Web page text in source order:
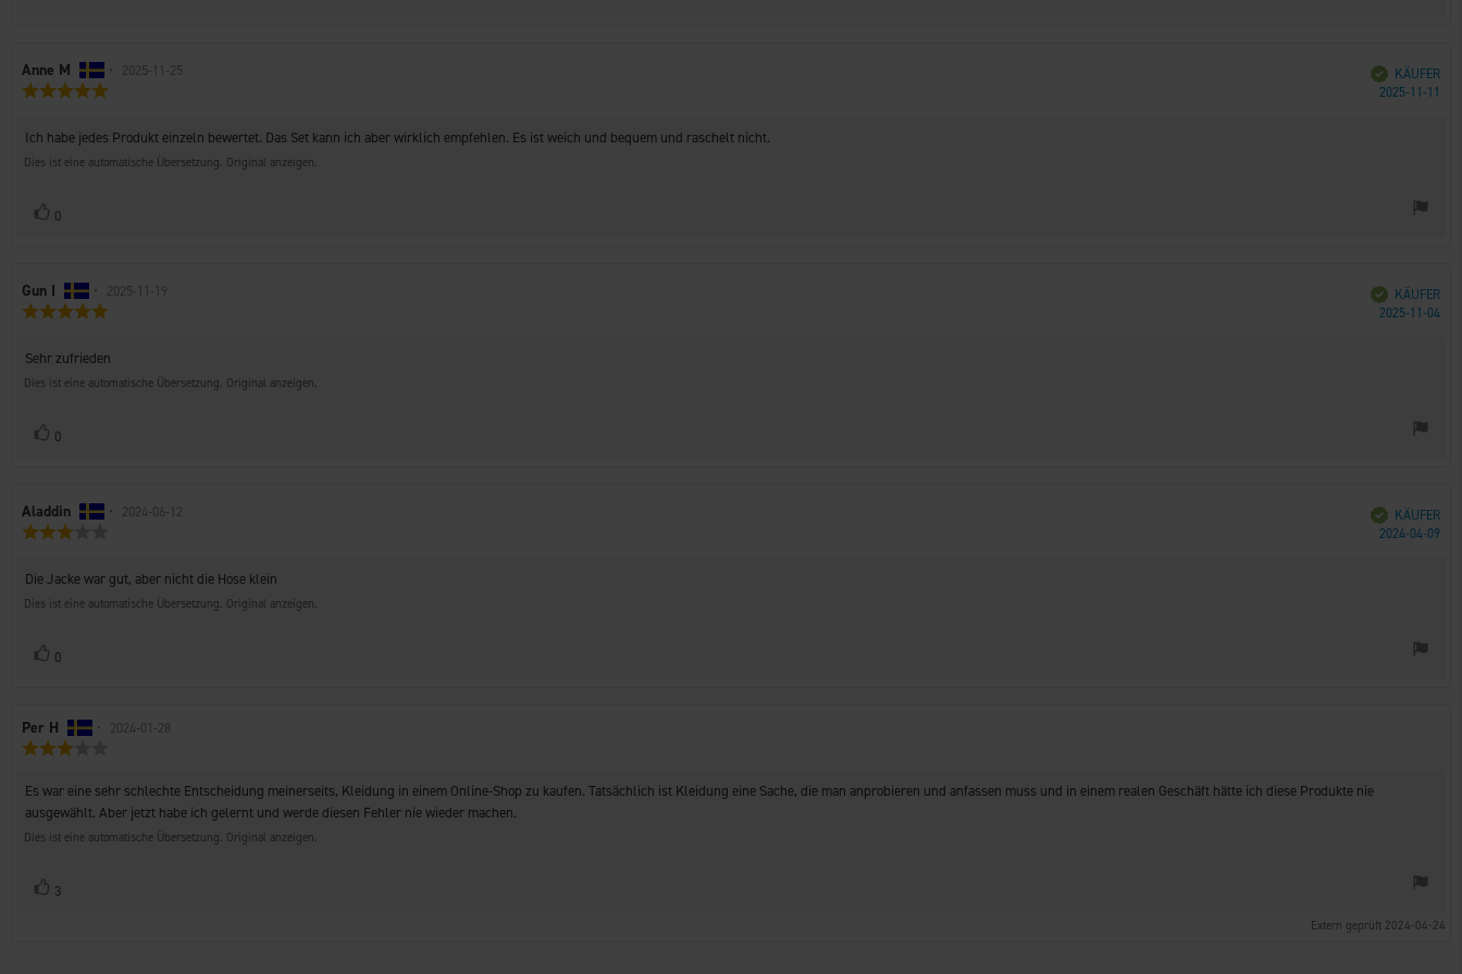
Autor
der
Anne M • Bewertungsdatum:
2025-11-25
5
Sternen
Verifiziert
KÄUFER
2025-11-11
Rezensionstext:
Ich habe jedes Produkt einzeln bewertet. Das Set kann ich aber wirklich empfehlen. Es ist weich und bequem und raschelt nicht.
Dies ist eine automatische Übersetzung. Original anzeigen.
Stimme
0
Autor
der
Gun I • Bewertungsdatum:
2025-11-19
5
Sternen
Verifiziert
KÄUFER
2025-11-04
Rezensionstext:
Sehr zufrieden
Dies ist eine automatische Übersetzung. Original anzeigen.
Stimme
0
Autor
der
Aladdin • Bewertungsdatum:
2024-06-12
5
Sternen
Verifiziert
KÄUFER
2024-04-09
Rezensionstext:
Die Jacke war gut, aber nicht die Hose klein
Dies ist eine automatische Übersetzung. Original anzeigen.
Stimme
0
Autor
der
Per H • Bewertungsdatum:
2024-01-28
von
5
Sternen
Rezensionstext:
Es war eine sehr schlechte Entscheidung meinerseits, Kleidung in einem Online-Shop zu kaufen. Tatsächlich ist Kleidung eine Sache, die man anprobieren und anfassen muss und in einem realen Geschäft hätte ich diese Produkte nie
ausgewählt. Aber jetzt habe ich gelernt und werde diesen Fehler nie wieder machen.
Dies ist eine automatische Übersetzung. Original anzeigen.
Stimme
3
Extern geprüft 2024-04-24